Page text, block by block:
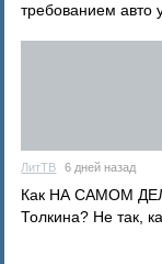
требованием авто
ЛитТВ 6 дней назад
Как НА САМОМ
Толкина? Не так,